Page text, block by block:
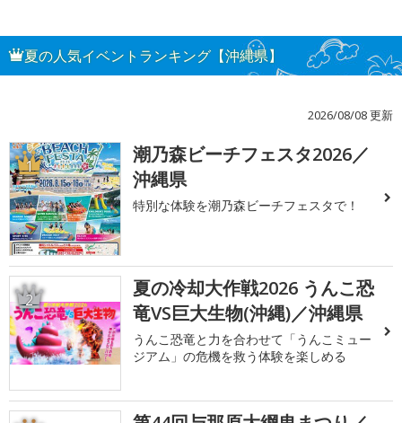
夏の人気イベントランキング【沖縄県】
2026/08/08 更新
1
潮乃森ビーチフェスタ2026／
沖縄県
特別な体験を潮乃森ビーチフェスタで！
2
夏の冷却大作戦2026 うんこ恐
竜VS巨大生物(沖縄)／沖縄県
うんこ恐竜と力を合わせて「うんこミュー
ジアム」の危機を救う体験を楽しめる